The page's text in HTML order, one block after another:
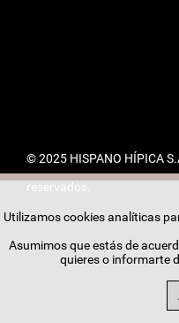
© 2025 HISPANO HÍPICA
reservados.
Utilizamos cookies analíticas
Asumimos que estás de
quieres o informarte